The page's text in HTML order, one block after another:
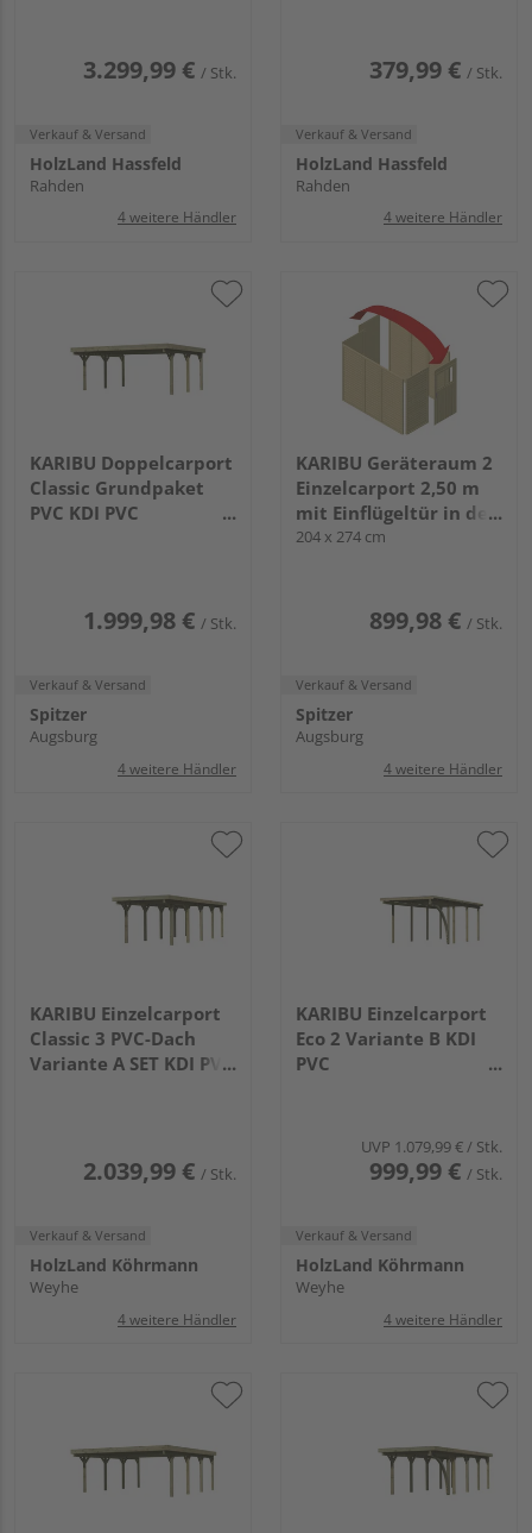
3.299,99 € / Stk.
Verkauf & Versand
HolzLand Hassfeld
Rahden
4 weitere Händler
379,99 € / Stk.
Verkauf & Versand
HolzLand Hassfeld
Rahden
4 weitere Händler
KARIBU Doppelcarport
Classic Grundpaket
PVC KDI PVC
1.999,98 € / Stk.
Verkauf & Versand
Spitzer
Augsburg
4 weitere Händler
KARIBU Geräteraum 2
Einzelcarport 2,50 m
mit Einflügeltür in der
Seite KDI
204 x 274 cm
899,98 € / Stk.
Verkauf & Versand
Spitzer
Augsburg
4 weitere Händler
KARIBU Einzelcarport
Classic 3 PVC-Dach
Variante A SET KDI PVC
2.039,99 € / Stk.
Verkauf & Versand
HolzLand Köhrmann
Weyhe
4 weitere Händler
KARIBU Einzelcarport
Eco 2 Variante B KDI
PVC
UVP 1.079,99 €/ Stk.
999,99 € / Stk.
Verkauf & Versand
HolzLand Köhrmann
Weyhe
4 weitere Händler